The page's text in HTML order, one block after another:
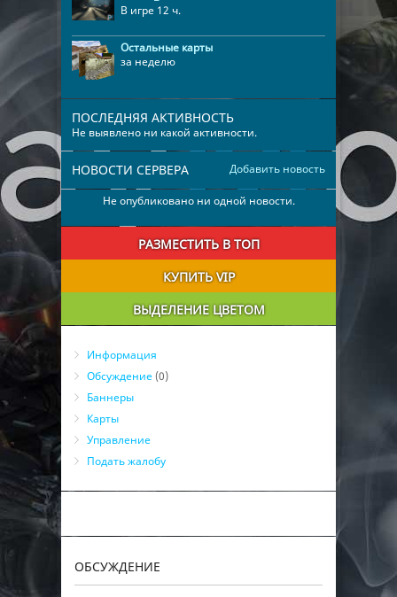
В игре 12 ч.
Остальные карты
за неделю
ПОСЛЕДНЯЯ АКТИВНОСТЬ
Не выявлено ни какой активности.
Добавить новость
НОВОСТИ СЕРВЕРА
Не опубликовано ни одной новости.
РАЗМЕСТИТЬ В ТОП
КУПИТЬ VIP
ВЫДЕЛЕНИЕ ЦВЕТОМ
Информация
Обсуждение (0)
Баннеры
Карты
Управление
Подать жалобу
ОБСУЖДЕНИЕ